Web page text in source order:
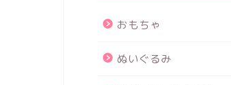
おもちゃ
ぬいぐるみ